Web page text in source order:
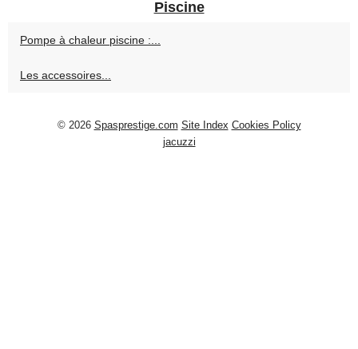
Piscine
Pompe à chaleur piscine :...
Les accessoires...
© 2026 Spasprestige.com Site Index Cookies Policy
jacuzzi